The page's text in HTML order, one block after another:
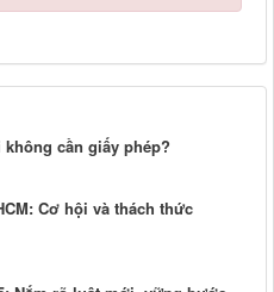
cần giấy phép?
Cơ hội và thách thức